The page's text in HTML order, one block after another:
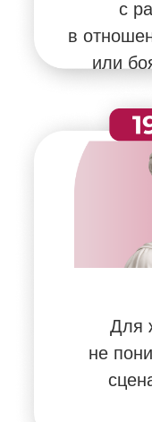
ПРИНЯТЬ
Для женщин,
сомневаться